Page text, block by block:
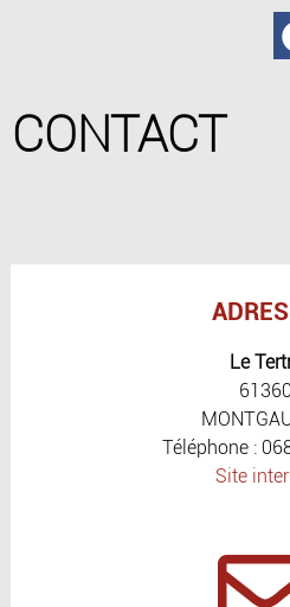
CONTACT
Le
61360
Téléphone :
Site